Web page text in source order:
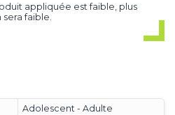
appliquée est faible, plus
faible.
Adolescent - Adulte